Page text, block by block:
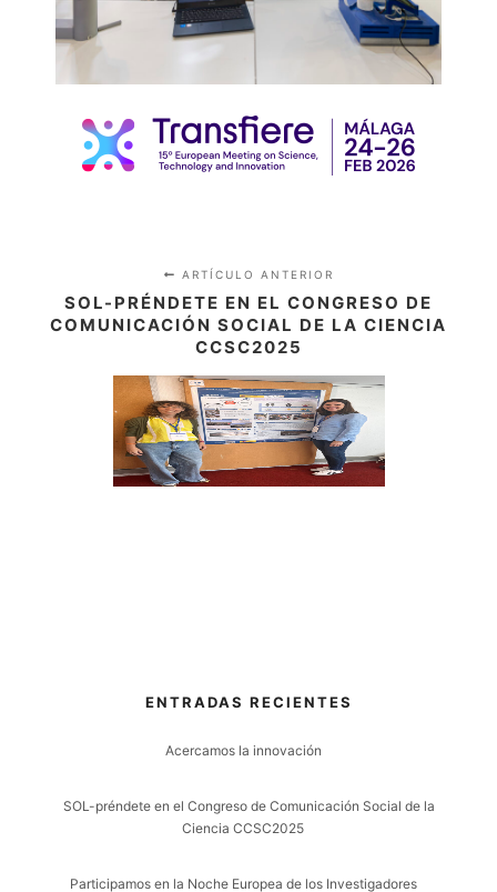
ARTÍCULO ANTERIOR
SOL-PRÉNDETE EN EL CONGRESO DE
COMUNICACIÓN SOCIAL DE LA CIENCIA
CCSC2025
ENTRADAS RECIENTES
Acercamos la innovación
SOL-préndete en el Congreso de Comunicación Social de la
Ciencia CCSC2025
Participamos en la Noche Europea de los Investigadores